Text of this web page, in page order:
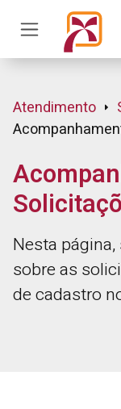
Atendimento
Nesta
sobre as
de cadastro